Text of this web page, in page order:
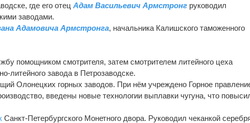
где его отецАдам Васильевич Армстронг руководил
заводами.
Адамовича Армстронга, начальника Калишского таможенного
помощником смотрителя, затем смотрителем литейного цеха
литейного завода в Петрозаводске.
Олонецких горных заводов. При нём учреждено Горное
введены новые технологии выплавки чугуна, что
Санкт-Петербургского Монетного двора. Руководил чеканкой